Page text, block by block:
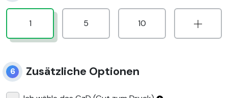
1 5 10
6 Zusätzliche Optionen